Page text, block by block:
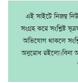
এই সাইটে নিজম্ব
সংগ্রহ করে সংশ্লিষ্ট
অভিযোগ থাকলে
অনুরোধ রইলো।বিনা